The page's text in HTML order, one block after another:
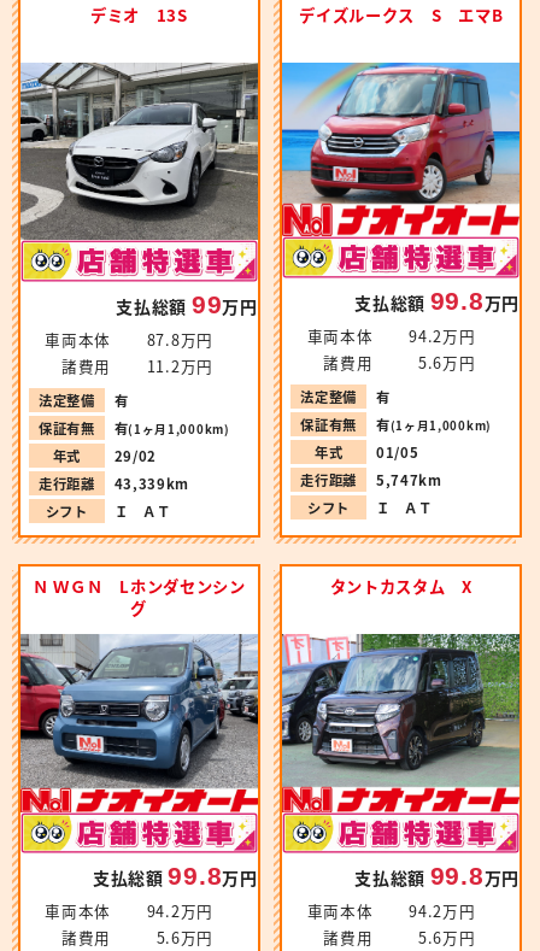
デミオ 13S
支払総額 99万円
車両本体
87.8万円
諸費用
11.2万円
法定整備
有
保証有無
有(1ヶ月1,000km)
年式
29/02
走行距離
43,339km
シフト
Ｉ ＡＴ
デイズルークス S エマB
支払総額 99.8万円
車両本体
94.2万円
諸費用
5.6万円
法定整備
有
保証有無
有(1ヶ月1,000km)
年式
01/05
走行距離
5,747km
シフト
Ｉ ＡＴ
Ｎ ＷＧＮ Lホンダセンシン
グ
支払総額99.8万円
車両本体
94.2万円
諸費用
5.6万円
タントカスタム X
支払総額 99.8万円
車両本体
94.2万円
諸費用
5.6万円